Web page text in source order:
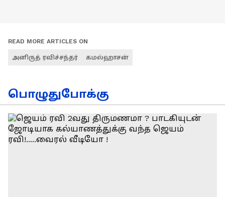
READ MORE ARTICLES ON
அனிருத் ரவிச்சந்தர் கமல்ஹாசன்
பொழுதுபோக்கு